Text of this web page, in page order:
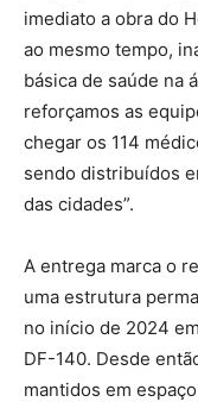
imediato a obra do
ao mesmo tempo,
básica de saúde na
reforçamos as
chegar os 114
sendo distribuídos
das cidades”.
A entrega marca o
uma estrutura
no início de 2024
DF-140. Desde
mantidos em